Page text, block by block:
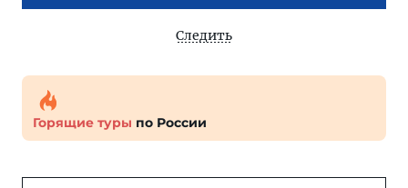
Следить
Горящие туры по России